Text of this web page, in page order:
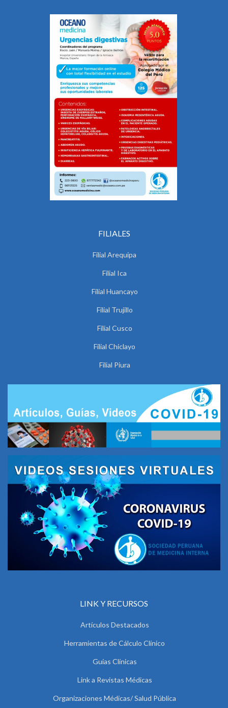
FILIALES
Filial Arequipa
Filial Ica
Filial Huancayo
Filial Trujillo
Filial Cusco
Filial Chiclayo
Filial Piura
LINK Y RECURSOS
Artículos Destacados
Herramientas de Cálculo Clínico
Guías Clínicas
Link a Revistas Médicas
Organizaciones Médicas/ Salud Pública